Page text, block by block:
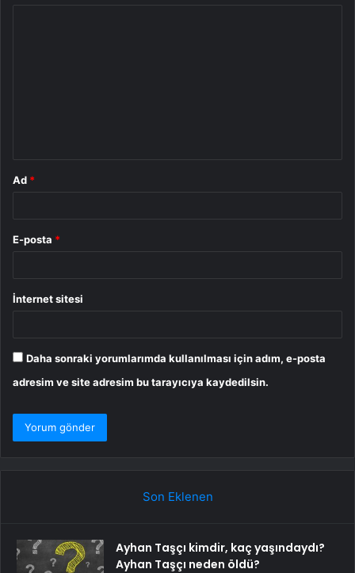
Ad *
E-posta *
İnternet sitesi
Daha sonraki yorumlarımda kullanılması için adım, e-posta
adresim ve site adresim bu tarayıcıya kaydedilsin.
Son Eklenen
Ayhan Taşçı kimdir, kaç yaşındaydı?
Ayhan Taşçı neden öldü?